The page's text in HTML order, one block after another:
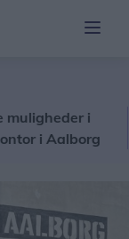
i
Aalborg